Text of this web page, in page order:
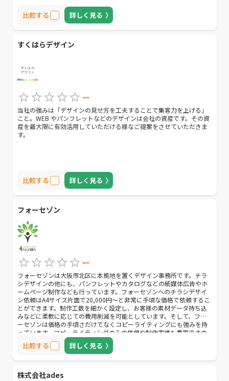
比較する 詳しく見る
すくはらデザイン
--
当社の強みは「デザインの見せ方を工夫することで集客力を上げる」
こと。WEB やパンフレットなどのデザインは会社の資産です。その資
産を最大限に有効活用していただける様なご提案をさせていただきま
す。
比較する 詳しく見る
フォーセゾン
--
フォーセゾンは大阪市北区に本拠地を置くデザイン事務所です。チラ
シデザインの他にも、パンフレットやカタログなどの紙媒体広告やホ
ームページ制作なども行っています。フォーセゾンへのチラシデザイ
ン依頼はA4サイズ片面で20,000円〜と非常に手頃な価格で依頼するこ
とができます。制作工数を細かく設定し、お客様の素材データ持ち込
みなどに柔軟に応じての費用削減を可能としています。そして、フォ
ーセゾンは価格の手頃さだけでなくコピーライティングにも強みを持
っています。コピーライティングのみの依頼や制作実績も豊富ですの
で、コピーライティングを重視している方におすすめの会社です。
比較する 詳しく見る
株式会社ades